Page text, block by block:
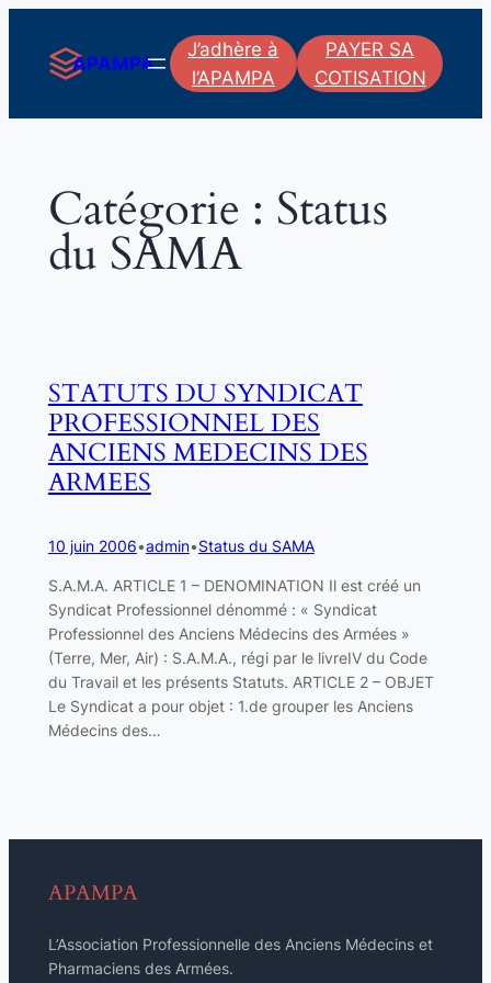
contenu
APAMPA
J’adhère à
l’APAMPA
PAYER SA
COTISATION
Catégorie : Status
du SAMA
STATUTS DU SYNDICAT
PROFESSIONNEL DES
ANCIENS MEDECINS DES
ARMEES
10 juin 2006•admin•Status du SAMA
S.A.M.A. ARTICLE 1 – DENOMINATION Il est créé un
Syndicat Professionnel dénommé : « Syndicat
Professionnel des Anciens Médecins des Armées »
(Terre, Mer, Air) : S.A.M.A., régi par le livreIV du Code
du Travail et les présents Statuts. ARTICLE 2 – OBJET
Le Syndicat a pour objet : 1.de grouper les Anciens
Médecins des…
APAMPA
L’Association Professionnelle des Anciens Médecins et
Pharmaciens des Armées.